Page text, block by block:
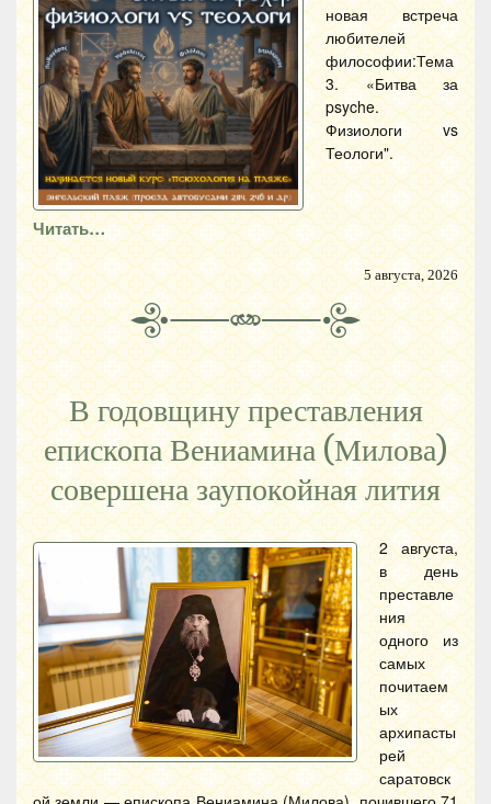
новая встреча
любителей
философии:Тема
3. «Битва за
psyche.
Физиологи vs
Теологи".
Читать…
5 августа, 2026
В годовщину преставления
епископа Вениамина (Милова)
совершена заупокойная лития
2 августа,
в день
преставле
ния
одного из
самых
почитаем
ых
архипасты
рей
саратовск